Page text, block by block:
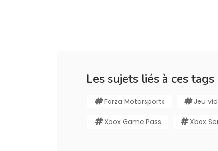
Les sujets liés à ces
Forza Motorsports Jeu
Xbox Game Pass Xbox